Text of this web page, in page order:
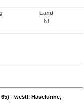
Land
NI
- westl. Haselünne,